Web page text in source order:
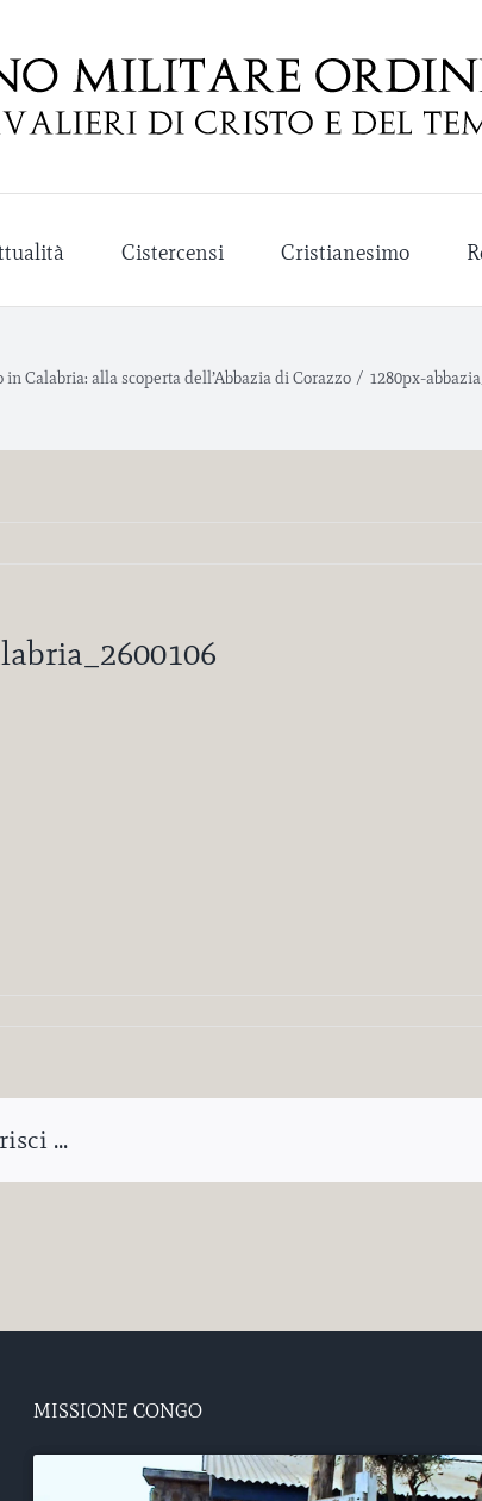
Cistercensi Cristianesimo
in Calabria: alla scoperta dell’Abbazia di Corazzo / 1280px-
...
MISSIONE CONGO